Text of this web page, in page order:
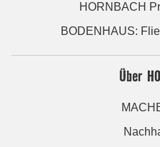
HORNBACH
BODENHAUS:
Über